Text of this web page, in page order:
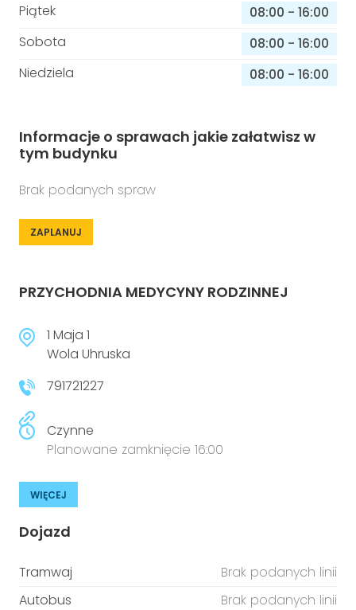
Piątek
08:00 - 16:00
Sobota
08:00 - 16:00
Niedziela
08:00 - 16:00
Informacje o sprawach jakie załatwisz w
tym budynku
Brak podanych spraw
ZAPLANUJ
PRZYCHODNIA MEDYCYNY RODZINNEJ
1 Maja 1
Wola Uhruska
791721227
Czynne
Planowane zamknięcie 16:00
WIĘCEJ
Dojazd
Tramwaj
Brak podanych linii
Autobus
Brak podanych linii